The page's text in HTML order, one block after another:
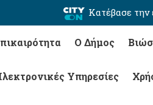
Κατέβασε την
Ο Δήμος
Υπηρεσίες